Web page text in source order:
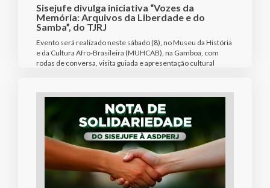
Sisejufe divulga iniciativa “Vozes da
Memória: Arquivos da Liberdade e do
Samba”, do TJRJ
Evento será realizado neste sábado (8), no Museu da História
e da Cultura Afro-Brasileira (MUHCAB), na Gamboa, com
rodas de conversa, visita guiada e apresentação cultural